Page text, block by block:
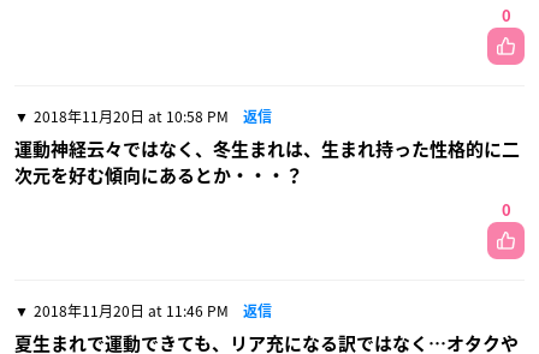
0
2018年11月20日 at 10:58 PM 返信
運動神経云々ではなく、冬生まれは、生まれ持った性格的に二
次元を好む傾向にあるとか・・・？
0
2018年11月20日 at 11:46 PM 返信
夏生まれで運動できても、リア充になる訳ではなく…オタクや